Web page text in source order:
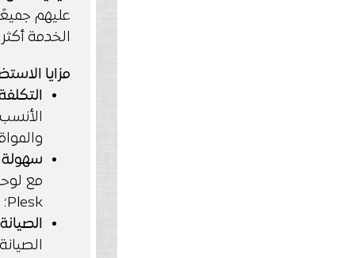
عليهم
الخدمة
مزايا
سهولة
Plesk؛ مما يسهل إدارة الموقع.